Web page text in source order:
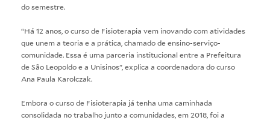
do semestre.
“Há 12 anos, o curso de Fisioterapia vem inovando com atividades
que unem a teoria e a prática, chamado de ensino-serviço-
comunidade. Essa é uma parceria institucional entre a Prefeitura
de São Leopoldo e a Unisinos”, explica a coordenadora do curso
Ana Paula Karolczak.
Embora o curso de Fisioterapia já tenha uma caminhada
consolidada no trabalho junto a comunidades, em 2018, foi a